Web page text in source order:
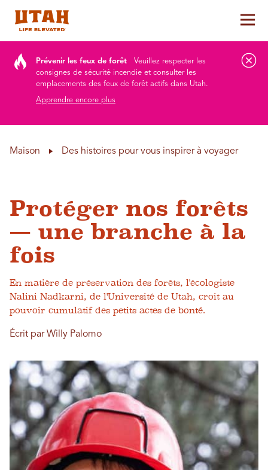
Prévenir les feux de forêt
Veuillez respecter les
consignes de sécurité incendie et consulter les
emplacements des feux de forêt actifs dans Utah.
Apprendre encore plus
Maison Des histoires pour vous inspirer à voyager
Protéger nos forêts
— une branche à la
fois
En matière de préservation des forêts, l'écologiste
Nalini Nadkarni, de l'Université de Utah, croit au
pouvoir cumulatif des petits actes de bonté.
Écrit par Willy Palomo